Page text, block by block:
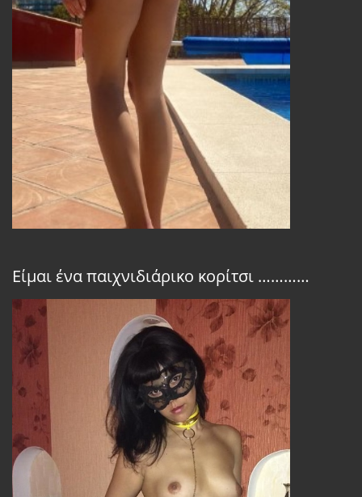
Είμαι ένα παιχνιδιάρικο κορίτσι …………